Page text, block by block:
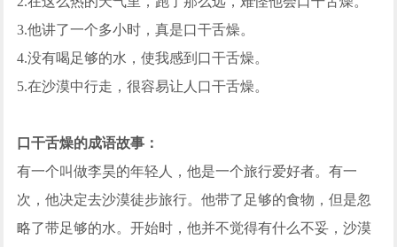
3.他讲了一个多小时，真是口干舌燥。
4.没有喝足够的水，使我感到口干舌燥。
5.在沙漠中行走，很容易让人口干舌燥。
口干舌燥的成语故事：
有一个叫做李昊的年轻人，他是一个旅行爱好者。有一
次，他决定去沙漠徒步旅行。他带了足够的食物，但是忽
略了带足够的水。开始时，他并不觉得有什么不妥，沙漠